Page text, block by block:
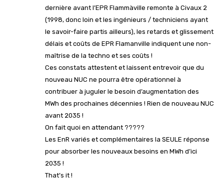
dernière avant l’EPR Flammàville remonte à Civaux 2
(1998, donc loin et les ingénieurs / techniciens ayant
le savoir-faire partis ailleurs), les retards et glissement
délais et coûts de EPR Flamanville indiquent une non-
maîtrise de la techno et ses coûts !
Ces constats attestent et laissent entrevoir que du
nouveau NUC ne pourra être opérationnel à
contribuer à juguler le besoin d’augmentation des
MWh des prochaines décennies ! Rien de nouveau NUC
avant 2035 !
On fait quoi en attendant ?????
Les EnR variés et complémentaires la SEULE réponse
pour absorber les nouveaux besoins en MWh d’ici
2035 !
That’s it !